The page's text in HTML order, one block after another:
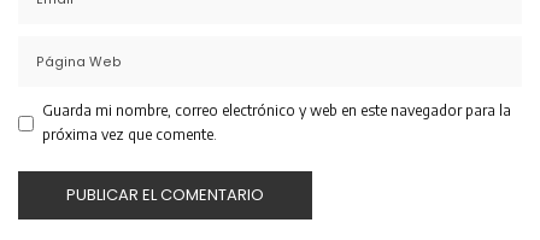
Guarda mi nombre, correo electrónico y web en este navegador para la
próxima vez que comente.